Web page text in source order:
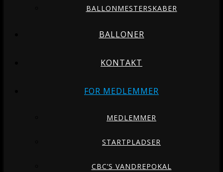
BALLONMESTERSKABER
BALLONER
KONTAKT
FOR MEDLEMMER
MEDLEMMER
STARTPLADSER
CBC’S VANDREPOKAL